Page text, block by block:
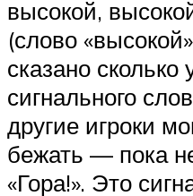
высокой,
(слово
сказано сколько
сигнального
другие игроки
бежать — пока
«Гора!». Это